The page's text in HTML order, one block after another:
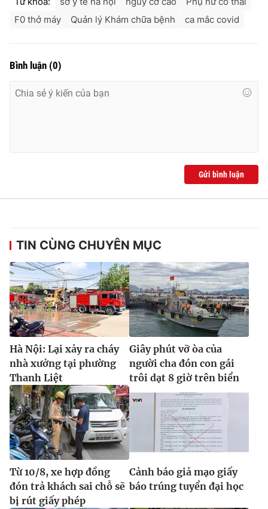
F0 thở máy
Quản lý Khám chữa bệnh ca mắc covid
Bình luận (0)
Gửi bình luận
TIN CÙNG CHUYÊN MỤC
Hà Nội: Lại xảy ra cháy
nhà xưởng tại phường
Thanh Liệt
Giây phút vỡ òa của
người cha đón con gái
trôi dạt 8 giờ trên biển
Từ 10/8, xe hợp đồng
đón trả khách sai chỗ sẽ
bị rút giấy phép
Cảnh báo giả mạo giấy
báo trúng tuyển đại học